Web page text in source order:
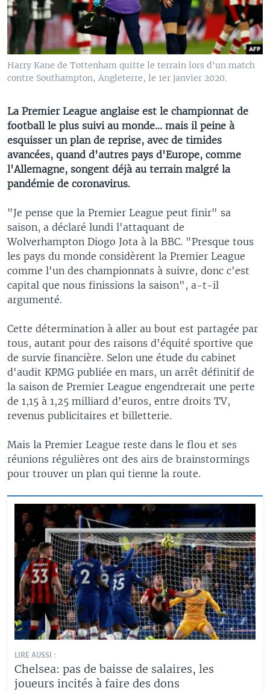
Harry Kane de Tottenham quitte le terrain lors d'un match
contre Southampton, Angleterre, le 1er janvier 2020.
La Premier League anglaise est le championnat de
football le plus suivi au monde... mais il peine à
esquisser un plan de reprise, avec de timides
avancées, quand d'autres pays d'Europe, comme
l'Allemagne, songent déjà au terrain malgré la
pandémie de coronavirus.
"Je pense que la Premier League peut finir" sa
saison, a déclaré lundi l'attaquant de
Wolverhampton Diogo Jota à la BBC. "Presque tous
les pays du monde considèrent la Premier League
comme l'un des championnats à suivre, donc c'est
capital que nous finissions la saison", a-t-il
argumenté.
Cette détermination à aller au bout est partagée par
tous, autant pour des raisons d'équité sportive que
de survie financière. Selon une étude du cabinet
d'audit KPMG publiée en mars, un arrêt définitif de
la saison de Premier League engendrerait une perte
de 1,15 à 1,25 milliard d'euros, entre droits TV,
revenus publicitaires et billetterie.
Mais la Premier League reste dans le flou et ses
réunions régulières ont des airs de brainstormings
pour trouver un plan qui tienne la route.
LIRE AUSSI :
Chelsea: pas de baisse de salaires, les
joueurs incités à faire des dons